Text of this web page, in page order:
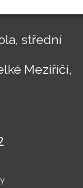
střední
Meziříčí,